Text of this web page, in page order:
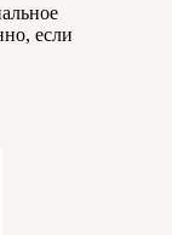
если